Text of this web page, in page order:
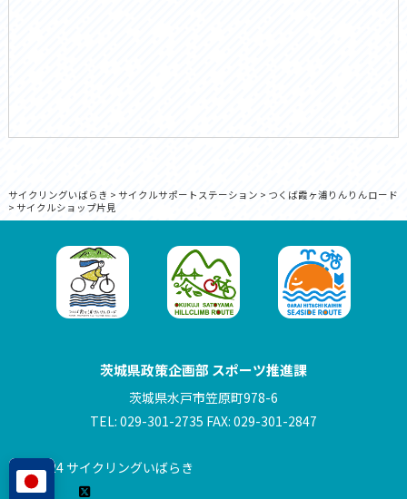
サイクリングいばらき > サイクルサポートステーション > つくば霞ヶ浦りんりんロード
> サイクルショップ片見
茨城県政策企画部 スポーツ推進課
茨城県水戸市笠原町978-6
TEL: 029-301-2735 FAX: 029-301-2847
© 2024 サイクリングいばらき